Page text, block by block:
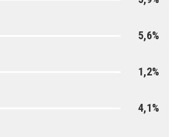
5,6%
1,2%
4,1%